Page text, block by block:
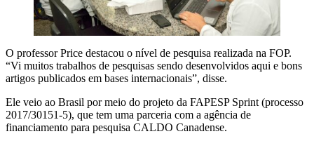
O professor Price destacou o nível de pesquisa realizada na FOP.
“Vi muitos trabalhos de pesquisas sendo desenvolvidos aqui e bons
artigos publicados em bases internacionais”, disse.
Ele veio ao Brasil por meio do projeto da FAPESP Sprint (processo
2017/30151-5), que tem uma parceria com a agência de
financiamento para pesquisa CALDO Canadense.